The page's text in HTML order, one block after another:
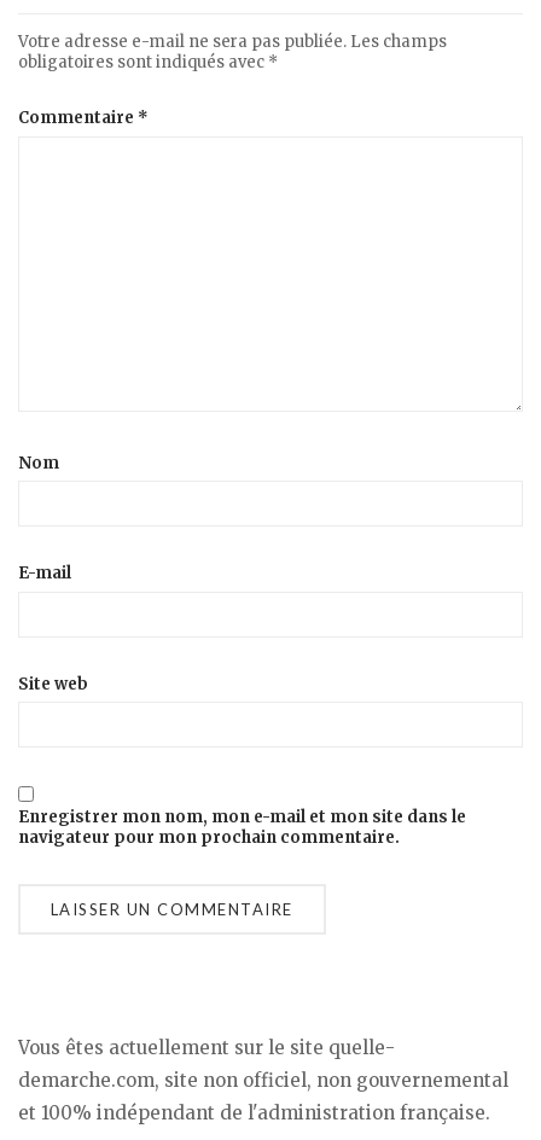
Votre adresse e-mail ne sera pas publiée. Les champs
obligatoires sont indiqués avec *
Commentaire *
Nom
E-mail
Site web
Enregistrer mon nom, mon e-mail et mon site dans le
navigateur pour mon prochain commentaire.
Vous êtes actuellement sur le site quelle-
demarche.com, site non officiel, non gouvernemental
et 100% indépendant de l'administration française.